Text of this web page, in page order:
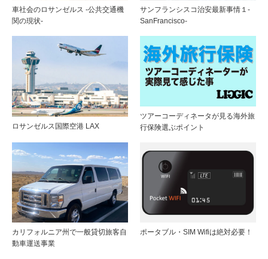
車社会のロサンゼルス -公共交通機
関の現状-
サンフランシスコ治安最新事情１-
SanFrancisco-
ロサンゼルス国際空港 LAX
ツアーコーディネータが見る海外旅
行保険選ぶポイント
カリフォルニア州で一般貸切旅客自
動車運送事業
ポータブル・SIM Wifiは絶対必要！